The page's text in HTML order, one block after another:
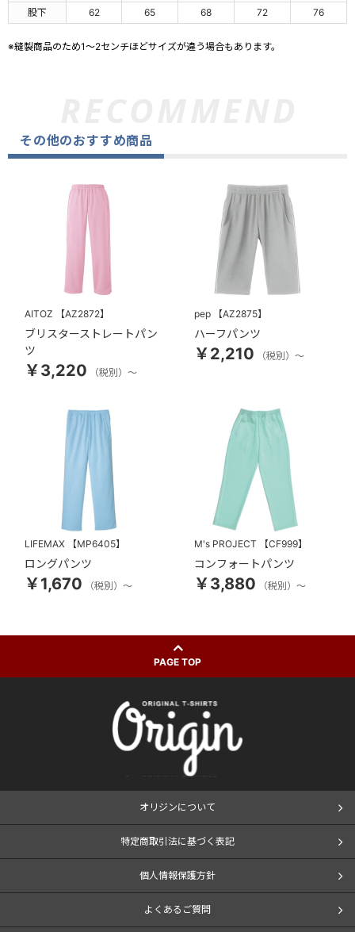
股下
62 65 68 72 76
※縫製商品のため1～2センチほどサイズが違う場合もあります。
その他のおすすめ商品
AITOZ 【AZ2872】
ブリスターストレートパン
ツ
￥3,220 （税別）～
pep 【AZ2875】
ハーフパンツ
￥2,210 （税別）～
LIFEMAX 【MP6405】
ロングパンツ
￥1,670 （税別）～
M's PROJECT 【CF999】
コンフォートパンツ
￥3,880 （税別）～
PAGE TOP
オリジンについて
特定商取引法に基づく表記
個人情報保護方針
よくあるご質問